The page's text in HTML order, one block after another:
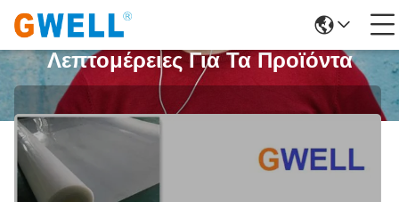
Λεπτομέρειες Για Τα Προϊόντα